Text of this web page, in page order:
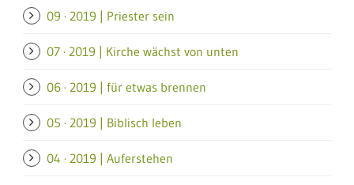
09 · 2019 | Priester sein
07 · 2019 | Kirche wächst von unten
06 · 2019 | für etwas brennen
05 · 2019 | Biblisch leben
04 · 2019 | Auferstehen